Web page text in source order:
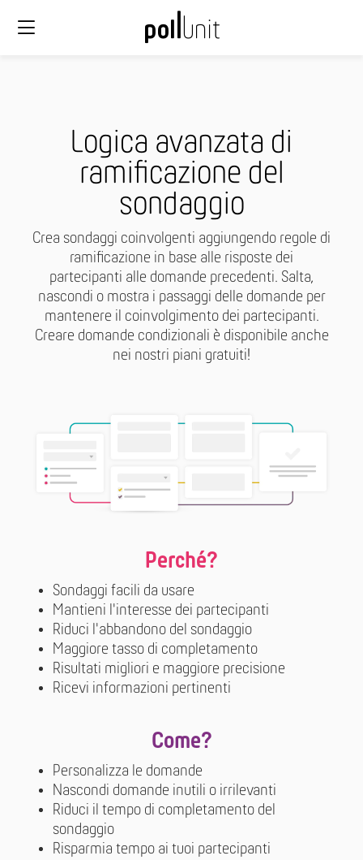
Logica avanzata di
ramificazione del
sondaggio
Crea sondaggi coinvolgenti aggiungendo regole di
ramificazione in base alle risposte dei
partecipanti alle domande precedenti. Salta,
nascondi o mostra i passaggi delle domande per
mantenere il coinvolgimento dei partecipanti.
Creare domande condizionali è disponibile anche
nei nostri piani gratuiti!
Perché?
Sondaggi facili da usare
Mantieni l'interesse dei partecipanti
Riduci l'abbandono del sondaggio
Maggiore tasso di completamento
Risultati migliori e maggiore precisione
Ricevi informazioni pertinenti
Come?
Personalizza le domande
Nascondi domande inutili o irrilevanti
Riduci il tempo di completamento del
sondaggio
Risparmia tempo ai tuoi partecipanti